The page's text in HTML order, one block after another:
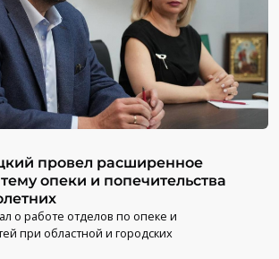
провел расширенное
опеки и попечительства
о работе отделов по опеке и
при областной и городских